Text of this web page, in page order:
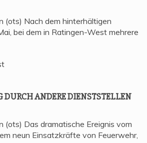
(ots) Nach dem hinterhältigen
bei dem in Ratingen-West mehrere
ANDE­RE DIENSTSTELLEN
(ots) Das dramatische Ereignis vom
neun Einsatzkräfte von Feuerwehr,